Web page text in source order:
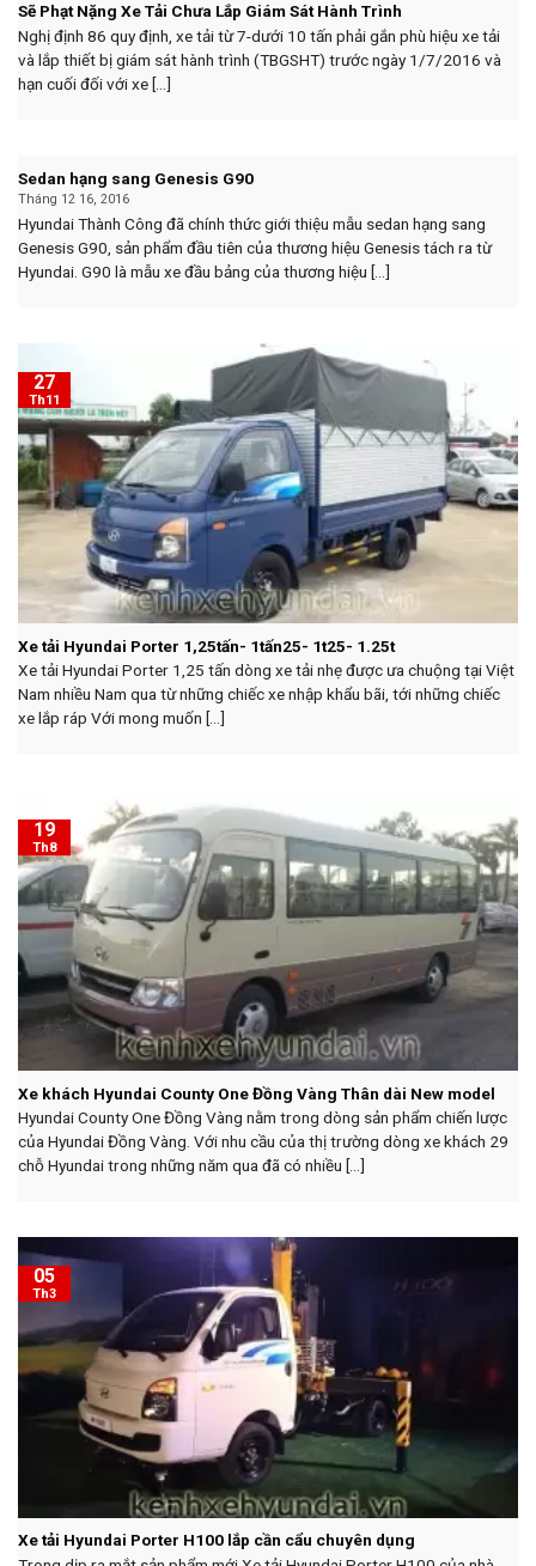
Sẽ Phạt Nặng Xe Tải Chưa Lắp Giám Sát Hành Trình
Nghị định 86 quy định, xe tải từ 7-dưới 10 tấn phải gắn phù hiệu xe tải
và lắp thiết bị giám sát hành trình (TBGSHT) trước ngày 1/7/2016 và
hạn cuối đối với xe [...]
Sedan hạng sang Genesis G90
Tháng 12 16, 2016
Hyundai Thành Công đã chính thức giới thiệu mẫu sedan hạng sang
Genesis G90, sản phẩm đầu tiên của thương hiệu Genesis tách ra từ
Hyundai. G90 là mẫu xe đầu bảng của thương hiệu [...]
Xe tải Hyundai Porter 1,25tấn- 1tấn25- 1t25- 1.25t
Xe tải Hyundai Porter 1,25 tấn dòng xe tải nhẹ được ưa chuộng tại Việt
Nam nhiều Nam qua từ những chiếc xe nhập khẩu bãi, tới những chiếc
xe lắp ráp Với mong muốn [...]
27
Th11
Xe khách Hyundai County One Đồng Vàng Thân dài New model
Hyundai County One Đồng Vàng nằm trong dòng sản phẩm chiến lược
của Hyundai Đồng Vàng. Với nhu cầu của thị trường dòng xe khách 29
chỗ Hyundai trong những năm qua đã có nhiều [...]
19
Th8
Xe tải Hyundai Porter H100 lắp cần cẩu chuyên dụng
05
Th3